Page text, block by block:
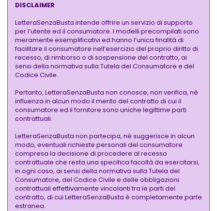
DISCLAIMER
LetteraSenzaBusta intende offrire un servizio di supporto
per l’utente ed il consumatore. I modelli precompilati sono
meramente esemplificativi ed hanno l’unica finalità di
facilitare il consumatore nell’esercizio del proprio diritto di
recesso, di rimborso o di sospensione del contratto, ai
sensi della normativa sulla Tutela del Consumatore e del
Codice Civile.
Pertanto, LetteraSenzaBusta non conosce, non verifica, nè
influenza in alcun modo il merito del contratto di cui il
consumatore ed il fornitore sono uniche legittime parti
contrattuali.
LetteraSenzaBusta non partecipa, nè suggerisce in alcun
modo, eventuali richieste personali del consumatore
compresa la decisione di procedere al recesso
contrattuale che resta una specifica facoltà da esercitarsi,
in ogni caso, ai sensi della normativa sulla Tutela del
Consumatore, del Codice Civile e delle obbligazioni
contrattuali effettivamente vincolanti tra le parti del
contratto, di cui LetteraSenzaBusta è completamente parte
estranea.